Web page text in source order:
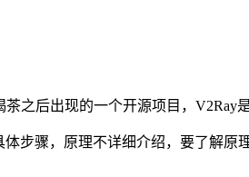
茶之后出现的一个开源项目，
步骤，原理不详细介绍，要了解原